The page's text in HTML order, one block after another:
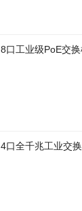
8口工业级PoE交换
4口全千兆工业交